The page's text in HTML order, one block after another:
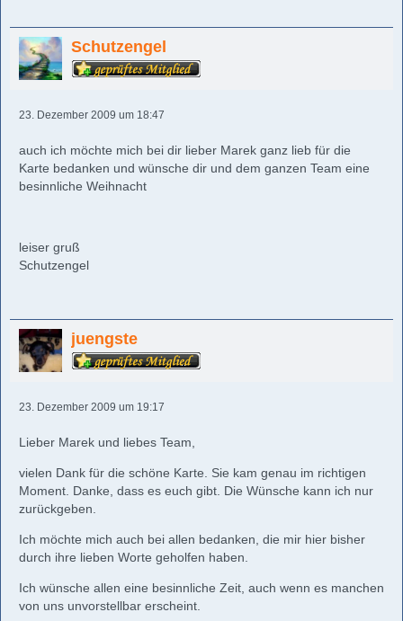
Schutzengel
23. Dezember 2009 um 18:47
auch ich möchte mich bei dir lieber Marek ganz lieb für die
Karte bedanken und wünsche dir und dem ganzen Team eine
besinnliche Weihnacht
leiser gruß
Schutzengel
juengste
23. Dezember 2009 um 19:17
Lieber Marek und liebes Team,
vielen Dank für die schöne Karte. Sie kam genau im richtigen
Moment. Danke, dass es euch gibt. Die Wünsche kann ich nur
zurückgeben.
Ich möchte mich auch bei allen bedanken, die mir hier bisher
durch ihre lieben Worte geholfen haben.
Ich wünsche allen eine besinnliche Zeit, auch wenn es manchen
von uns unvorstellbar erscheint.